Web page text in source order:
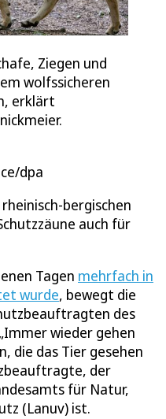
Ziegen und
wolfssicheren
erklärt
dpa
bergischen
auch für
Tagen mehrfach in
wurde, bewegt die
des
wieder gehen
die das Tier gesehen
der
für Natur,
(Lanuv) ist.